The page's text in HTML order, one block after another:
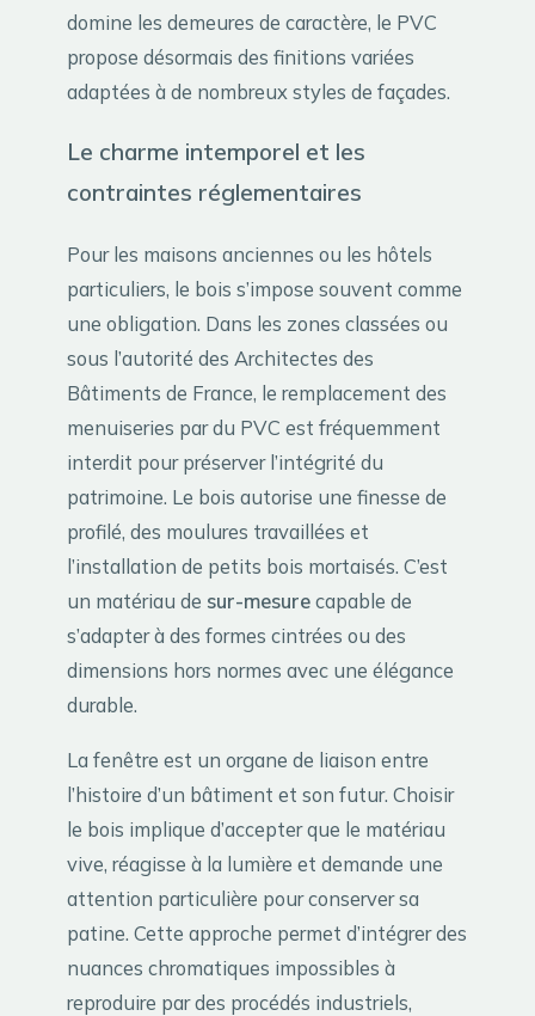
domine les demeures de caractère, le PVC
propose désormais des finitions variées
adaptées à de nombreux styles de façades.
Le charme intemporel et les
contraintes réglementaires
Pour les maisons anciennes ou les hôtels
particuliers, le bois s’impose souvent comme
une obligation. Dans les zones classées ou
sous l’autorité des Architectes des
Bâtiments de France, le remplacement des
menuiseries par du PVC est fréquemment
interdit pour préserver l’intégrité du
patrimoine. Le bois autorise une finesse de
profilé, des moulures travaillées et
l’installation de petits bois mortaisés. C’est
un matériau de sur-mesurecapable de
s’adapter à des formes cintrées ou des
dimensions hors normes avec une élégance
durable.
La fenêtre est un organe de liaison entre
l’histoire d’un bâtiment et son futur. Choisir
le bois implique d’accepter que le matériau
vive, réagisse à la lumière et demande une
attention particulière pour conserver sa
patine. Cette approche permet d’intégrer des
nuances chromatiques impossibles à
reproduire par des procédés industriels,